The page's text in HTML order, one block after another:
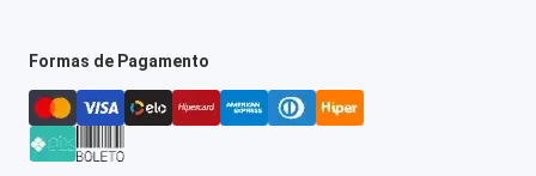
Formas de Pagamento